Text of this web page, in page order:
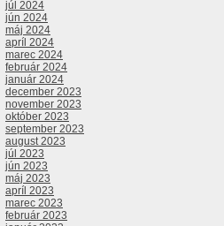
júl 2024
jún 2024
máj 2024
apríl 2024
marec 2024
február 2024
január 2024
december 2023
november 2023
október 2023
september 2023
august 2023
júl 2023
jún 2023
máj 2023
apríl 2023
marec 2023
február 2023